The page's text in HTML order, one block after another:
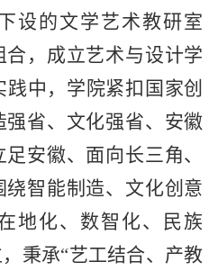
设的文学艺术教研室
合，成立艺术与设计学
中，学院紧扣国家创
省、文化强省、安徽
安徽、面向长三角、
智能制造、文化创意
地化、数智化、民族
秉承“艺工结合、产教